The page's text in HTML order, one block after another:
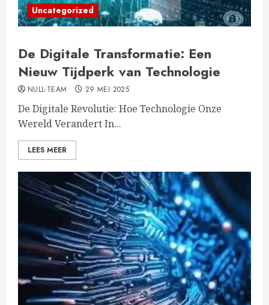
Uncategorized
De Digitale Transformatie: Een
Nieuw Tijdperk van Technologie
NULL-TEAM 29 MEI 2025
De Digitale Revolutie: Hoe Technologie Onze
Wereld Verandert In...
LEES MEER